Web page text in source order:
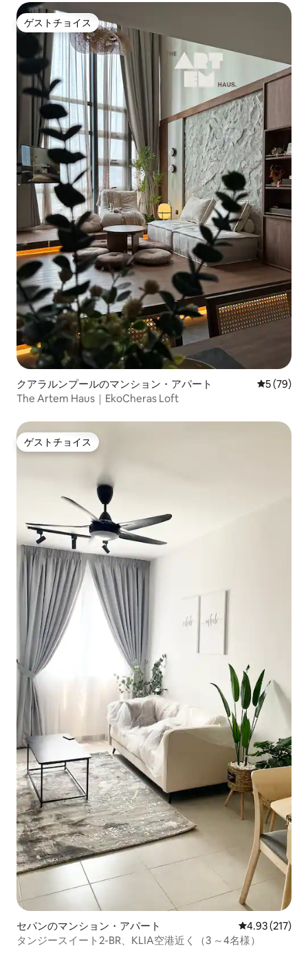
ゲストチョイス
ゲストチョイス
クアラルンプールのマンション・アパート レビュー
5 (79)
The Artem Haus｜EkoCheras Loft
ゲストチョイス
ゲストチョイス
セパンのマンション・アパート レビュー217
4.93 (217)
タンジースイート2-BR、KLIA空港近く（3 ～4名様）